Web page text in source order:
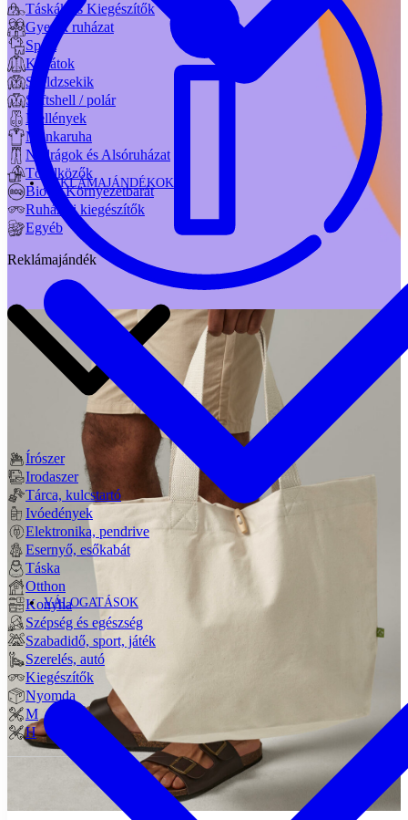
REKLÁMAJÁNDÉKOK
VÁLOGATÁSOK
Táskák és Kiegészítők
Gyerek ruházat
Sport
Kabátok
Széldzsekik
Softshell / polár
Mellények
Munkaruha
Nadrágok és Alsóruházat
Törölközők
Bio és Környezetbarát
Ruházati kiegészítők
Egyéb
Reklámajándék
Írószer
Irodaszer
Tárca, kulcstartó
Ivóedények
Elektronika, pendrive
Esernyő, esőkabát
Táska
Otthon
Konyha
Szépség és egészség
Szabadidő, sport, játék
Szerelés, autó
Kiegészítők
Nyomda
M
H